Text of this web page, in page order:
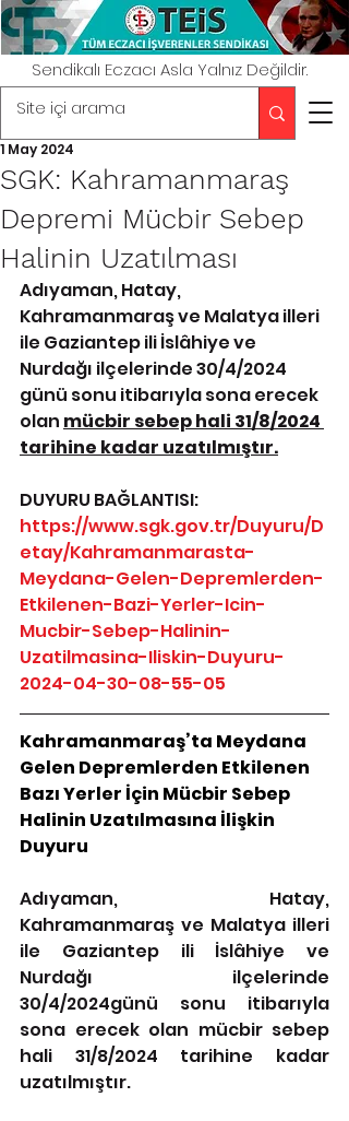
Sendikalı Eczacı Asla Yalnız Değildir.
SGK: Kahramanmaraş
Depremi Mücbir Sebep
Halinin Uzatılması
1 May 2024
Adıyaman, Hatay,
Kahramanmaraş ve Malatya illeri
ile Gaziantep ili İslâhiye ve
Nurdağı ilçelerinde 30/4/2024
günü sonu itibarıyla sona erecek
olan mücbir sebep hali 31/8/2024
tarihine kadar uzatılmıştır.
DUYURU BAĞLANTISI:
https://www.sgk.gov.tr/Duyuru/D
etay/Kahramanmarasta-
Meydana-Gelen-Depremlerden-
Etkilenen-Bazi-Yerler-Icin-
Mucbir-Sebep-Halinin-
Uzatilmasina-Iliskin-Duyuru-
2024-04-30-08-55-05
Kahramanmaraş’ta Meydana
Gelen Depremlerden Etkilenen
Bazı Yerler İçin Mücbir Sebep
Halinin Uzatılmasına İlişkin
Duyuru
Adıyaman, Hatay,
Kahramanmaraş ve Malatya illeri
ile Gaziantep ili İslâhiye ve
Nurdağı ilçelerinde
30/4/2024günü sonu itibarıyla
sona erecek olan mücbir sebep
hali 31/8/2024 tarihine kadar
uzatılmıştır.